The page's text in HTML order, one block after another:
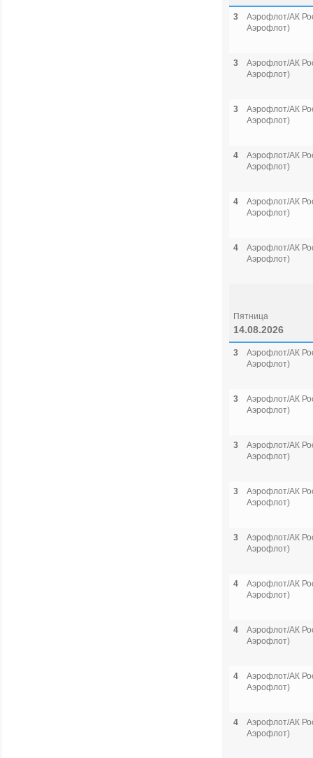
3
Аэрофлот/АК
Аэрофлот)
3
Аэрофлот/АК
Аэрофлот)
3
Аэрофлот/АК
Аэрофлот)
4
Аэрофлот/АК
Аэрофлот)
4
Аэрофлот/АК
Аэрофлот)
4
Аэрофлот/АК
Аэрофлот)
Пятница
14.08.2026
3
Аэрофлот/АК
Аэрофлот)
3
Аэрофлот/АК
Аэрофлот)
3
Аэрофлот/АК
Аэрофлот)
3
Аэрофлот/АК
Аэрофлот)
3
Аэрофлот/АК
Аэрофлот)
4
Аэрофлот/АК
Аэрофлот)
4
Аэрофлот/АК
Аэрофлот)
4
Аэрофлот/АК
Аэрофлот)
4
Аэрофлот/АК
Аэрофлот)